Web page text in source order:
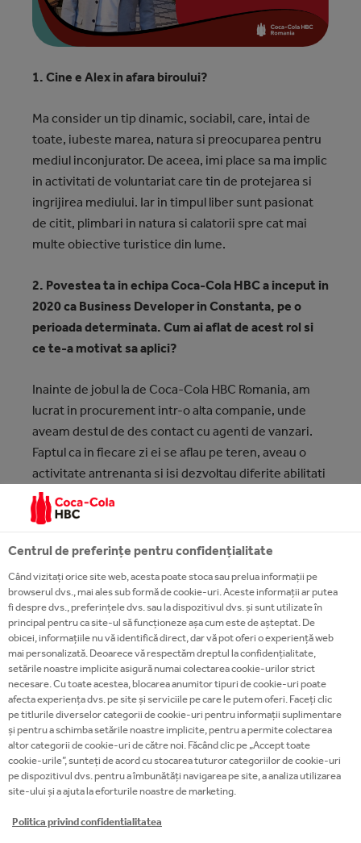
1. Cine e Alex in afara biroului?
Ma consider un tip dinamic, sociabil, care, intai de
toate, iubeste marea, natura si preocuparea pentru
mediul inconjurator. De aceea, imi place sa ma implic
in activitati de voluntariat care tin de protejarea si
ingrijirea mediului. Iar in timpul liber sunt pasionat
de citit, plimbari in natura si calatorii spre cat mai
multe obiective turistice din lume.
2. Povestea ta in echipa Coca-Cola HBC a inceput in
2020 ca Business Developer in Constanta, pe o
perioada determinata. Cum ai aflat de acest rol si
ce te-a motivat sa aplici?
Inainte de jobul la de Coca-Cola HBC Romania, am
lucrat in procurement intr-o alta companie, unde
aveam destul de des contact cu agenti de vanzari.
Faptul ca in fiecare zi ei se aflau pe teren, aveau o
activitate antrenanta si isi dezvoltau diferite abilitati
lucrand cu o varietate de clienti, au fost doar cateva
dintre elementele principale care m-au determinat
Asa ca, la recomandarea unei prietene care a vazut
anuntul pentru rolul de Business Developer in Aria
Constanta, nu am stat pe ganduri si am aplicat. Imi
doream foarte mult aceasta oportunitate.
3. Ce asteptari ai avut de la rol?
In orice domeniu am lucrat, am inceput de la zero si
mi-am dat seama ca pentru a te adapta, ai nevoie de
timp. Cu toate acestea, am avut convingerea ca,
daca este sa incep de undeva, nu exista o sansa mai
Romania.
Centrul de preferințe pentru confidențialitate
Când vizitați orice site web, acesta poate stoca sau prelua informații pe
browserul dvs., mai ales sub formă de cookie-uri. Aceste informații ar putea
fi despre dvs., preferințele dvs. sau la dispozitivul dvs. și sunt utilizate în
principal pentru ca site-ul să funcționeze așa cum este de așteptat. De
obicei, informațiile nu vă identifică direct, dar vă pot oferi o experiență web
mai personalizată. Deoarece vă respectăm dreptul la confidențialitate,
setările noastre implicite asigură numai colectarea cookie-urilor strict
necesare. Cu toate acestea, blocarea anumitor tipuri de cookie-uri poate
afecta experiența dvs. pe site și serviciile pe care le putem oferi. Faceți clic
pe titlurile diverselor categorii de cookie-uri pentru informații suplimentare
și pentru a schimba setările noastre implicite, pentru a permite colectarea
altor categorii de cookie-uri de către noi. Făcând clic pe „Accept toate
cookie-urile”, sunteți de acord cu stocarea tuturor categoriilor de cookie-uri
pe dispozitivul dvs. pentru a îmbunătăți navigarea pe site, a analiza utilizarea
site-ului și a ajuta la eforturile noastre de marketing.
Politica privind confidentialitatea